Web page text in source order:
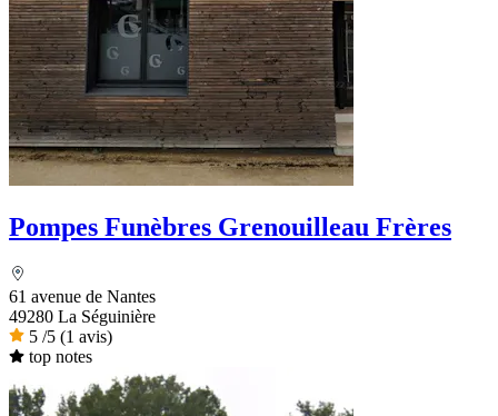
Pompes Funèbres Grenouilleau Frères
61 avenue de Nantes
49280 La Séguinière
5 /5 (1 avis)
top notes